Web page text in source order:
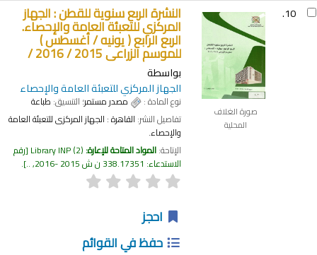
10.
صورة الغلاف
المحلية
النشرة الربع سنوية للقطن :الجهاز
المركزي للتعبئة العامة والإحصاء.
الربع الرابع ( يونيه / أغسطس )
للموسم الزراعى 2015 / 2016 /
بواسطة
الجهاز المركزي للتعبئة العامة والإحصاء
نوع المادة : مصدر مستمر؛ التنسيق:طباعة
تفاصيل النشر:القاهرة : الجهاز المركزى للتعبئة العامة
والإحصاء.
الإتاحة:المواد المتاحة للإعارة: Library INP(2)
رقم
الاستدعاء:338.17351 ن ش 2015 -2016, .. .
احجز
حفظ في القوائم